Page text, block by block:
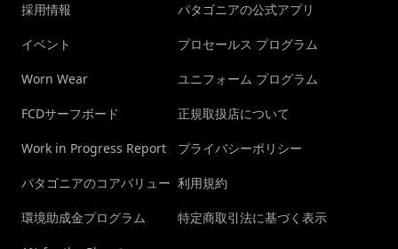
採用情報
イベント
Worn Wear
FCDサーフボード
Work in Progress Report
パタゴニアのコアバリュー
環境助成金プログラム
パタゴニアの公式アプリ
プロセールス プログラム
ユニフォーム プログラム
正規取扱店について
プライバシーポリシー
利用規約
特定商取引法に基づく表示